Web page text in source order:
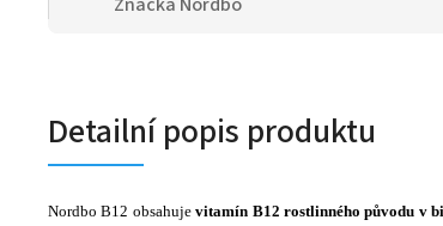
Detailní popis produktu
Nordbo B12 obsahujevitamín B12 rostlinného původu v